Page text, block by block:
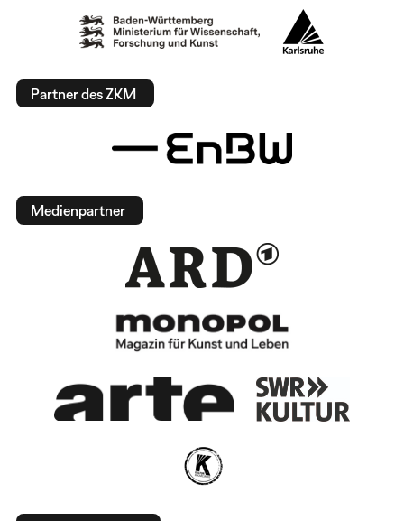
Partner des ZKM
Medienpartner